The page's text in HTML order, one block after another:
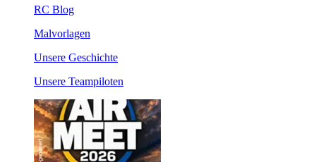
RC Blog
Malvorlagen
Unsere Geschichte
Unsere Teampiloten